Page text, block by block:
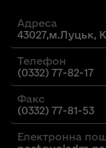
Адреса
43027,м.Луцьк,
Телефон
(0332) 77-82-17
Факс
(0332) 77-81-53
Електронна